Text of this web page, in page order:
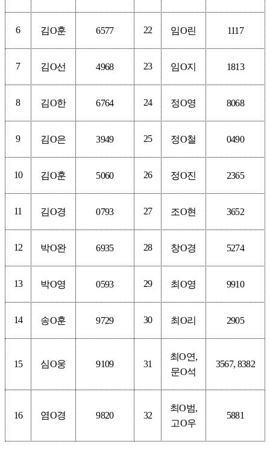
6 김O훈 6577 22 임O린 1117
7 김O선 4968 23 임O지 1813
8 김O한 6764 24 정O영 8068
9 김O은 3949 25 정O철 0490
10 김O훈 5060 26 정O진 2365
11 김O경 0793 27 조O현 3652
12 박O완 6935 28 창O경 5274
13 박O영 0593 29 최 O영 9910
14 송O훈 9729 30 최 O리 2905
15 심O웅 9109 31
최O연,
문O석
3567, 8382
16 염O경 9820 32
최O범,
고O우
5881